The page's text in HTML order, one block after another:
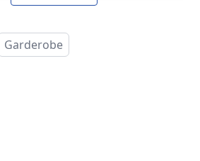
RVS Products
Garderobe